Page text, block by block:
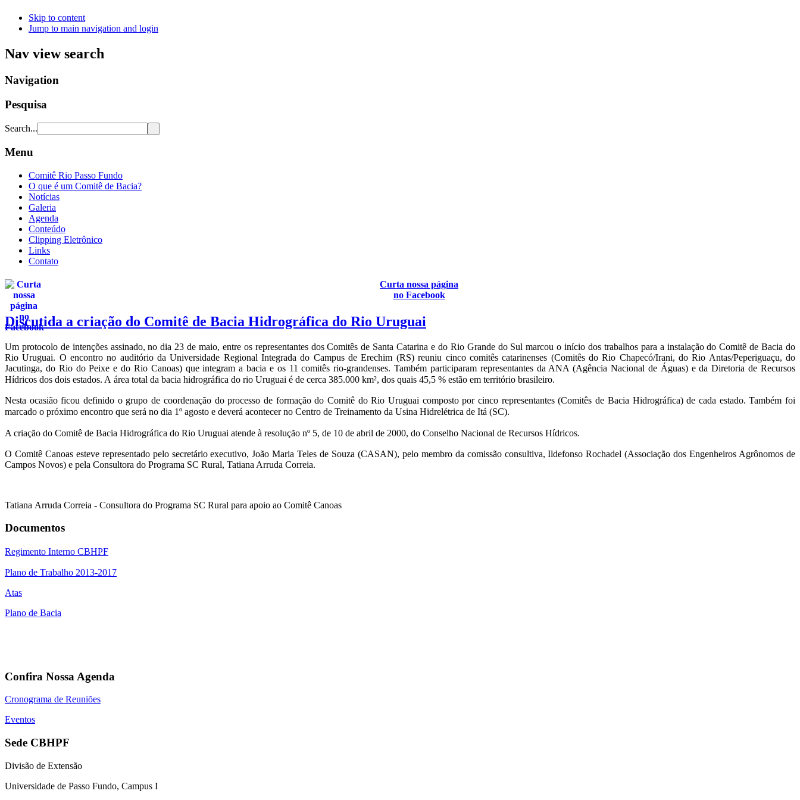
Skip to content
Jump to main navigation and login
Nav view search
Navigation
Pesquisa
Search...
Menu
Comitê Rio Passo Fundo
O que é um Comitê de Bacia?
Notícias
Galeria
Agenda
Conteúdo
Clipping Eletrônico
Links
Contato
Curta nossa página
no Facebook
Discutida a criação do Comitê de Bacia Hidrográfica do Rio Uruguai
Um protocolo de intenções assinado, no dia 23 de maio, entre os representantes dos Comitês de Santa Catarina e do Rio Grande do Sul marcou o início dos trabalhos para a instalação do Comitê de Bacia do
Rio Uruguai. O encontro no auditório da Universidade Regional Integrada do Campus de Erechim (RS) reuniu cinco comitês catarinenses (Comitês do Rio Chapecó/Irani, do Rio Antas/Peperiguaçu, do
Jacutinga, do Rio do Peixe e do Rio Canoas) que integram a bacia e os 11 comitês rio-grandenses. Também participaram representantes da ANA (Agência Nacional de Águas) e da Diretoria de Recursos
Hídricos dos dois estados. A área total da bacia hidrográfica do rio Uruguai é de cerca 385.000 km², dos quais 45,5 % estão em território brasileiro.
Nesta ocasião ficou definido o grupo de coordenação do processo de formação do Comitê do Rio Uruguai composto por cinco representantes (Comitês de Bacia Hidrográfica) de cada estado. Também foi
marcado o próximo encontro que será no dia 1º agosto e deverá acontecer no Centro de Treinamento da Usina Hidrelétrica de Itá (SC).
A criação do Comitê de Bacia Hidrográfica do Rio Uruguai atende à resolução nº 5, de 10 de abril de 2000, do Conselho Nacional de Recursos Hídricos.
O Comitê Canoas esteve representado pelo secretário executivo, João Maria Teles de Souza (CASAN), pelo membro da comissão consultiva, Ildefonso Rochadel (Associação dos Engenheiros Agrônomos de
Campos Novos) e pela Consultora do Programa SC Rural, Tatiana Arruda Correia.
Tatiana Arruda Correia - Consultora do Programa SC Rural para apoio ao Comitê Canoas
Documentos
Regimento Interno CBHPF
Plano de Trabalho 2013-2017
Atas
Plano de Bacia
Confira Nossa Agenda
Cronograma de Reuniões
Eventos
Sede CBHPF
Divisão de Extensão
Universidade de Passo Fundo, Campus I